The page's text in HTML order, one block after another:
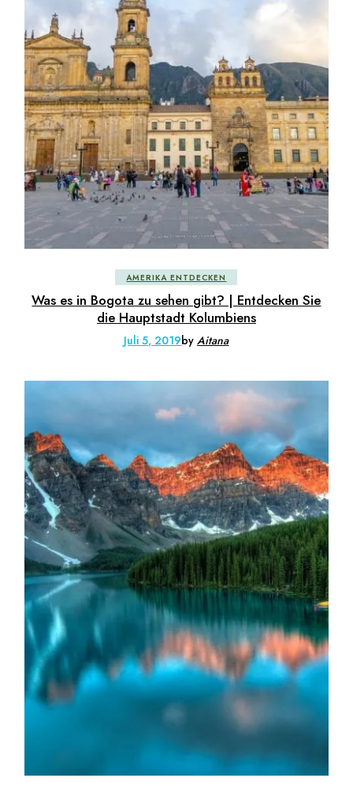
AMERIKA ENTDECKEN
Was es in Bogota zu sehen gibt? | Entdecken Sie
die Hauptstadt Kolumbiens
Juli 5, 2019byAitana